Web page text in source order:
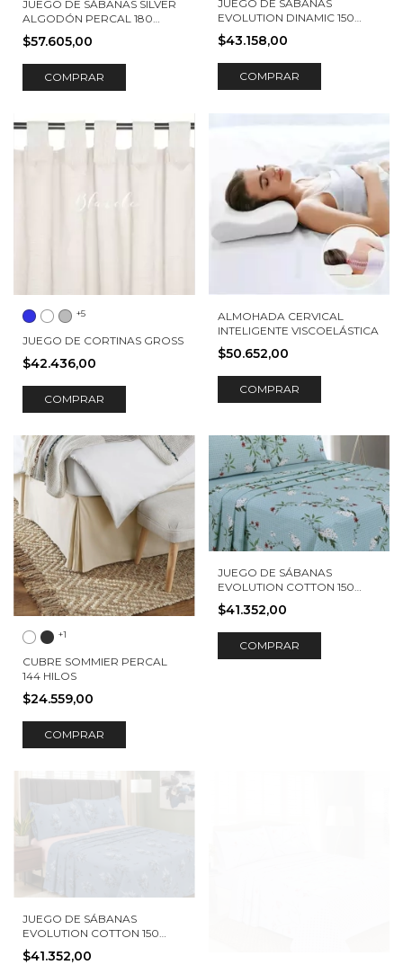
JUEGO DE SÁBANAS SILVER
ALGODÓN PERCAL 180
HILOS ELBA
$57.605,00
COMPRAR
JUEGO DE SÁBANAS
EVOLUTION DINAMIC 150
HILOS TORINO
$43.158,00
COMPRAR
+5
JUEGO DE CORTINAS GROSS
$42.436,00
COMPRAR
ALMOHADA CERVICAL
INTELIGENTE VISCOELÁSTICA
$50.652,00
+1
CUBRE SOMMIER PERCAL
144 HILOS
$24.559,00
COMPRAR
JUEGO DE SÁBANAS
EVOLUTION COTTON 150
HILOS EMA
$41.352,00
COMPRAR
JUEGO DE SÁBANAS
EVOLUTION COTTON 150
HILOS CALIA
$41.352,00